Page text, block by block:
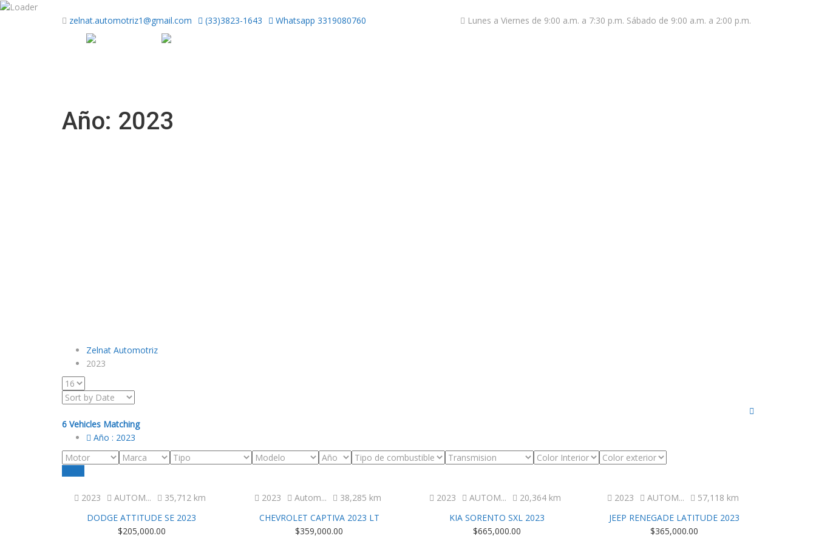
zelnat.automotriz1@gmail.com (33)3823-1643 Whatsapp 3319080760 Lunes a Viernes de 9:00 a.m. a 7:30 p.m. Sábado de 9:00 a.m. a 2:00 p.m.
Año: 2023
Zelnat Automotriz
2023
6 Vehicles Matching
Año : 2023
2023 AUTOM...
35,712 km
DODGE ATTITUDE SE 2023
$205,000.00
2023 Autom...
38,285 km
CHEVROLET CAPTIVA 2023 LT
$359,000.00
2023 AUTOM...
20,364 km
KIA SORENTO SXL 2023
$665,000.00
2023 AUTOM...
57,118 km
JEEP RENEGADE LATITUDE 2023
$365,000.00